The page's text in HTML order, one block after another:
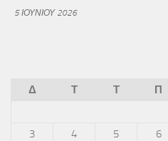
5 ΙΟΥΝΊΟΥ 2026
Δ Τ Τ Π
3
4 5 6